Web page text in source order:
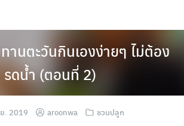
านตะวันกินเองง่ายๆ ไม่ต้อง
รดน้ำ (ตอนที่ 2)
. 2019 aroonwa ชวนปลูก